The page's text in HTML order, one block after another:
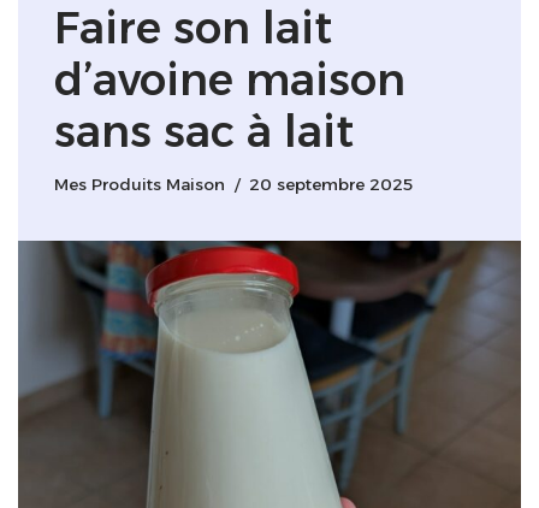
Faire son lait
d’avoine maison
sans sac à lait
Mes Produits Maison 20 septembre 2025